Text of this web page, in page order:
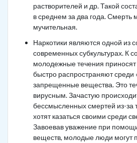
растворителей и др. Такой
в среднем за два года. Смерть
мучительная.
Наркотики являются одной из
современных субкультурах. К
молодежные течения приносят
быстро распространяют среди
запрещенные вещества. Это
вирусным. Зачастую
бессмысленных смертей из-за
хотят казаться своими среди
Завоевав уважение при
веществ, молодые люди могут